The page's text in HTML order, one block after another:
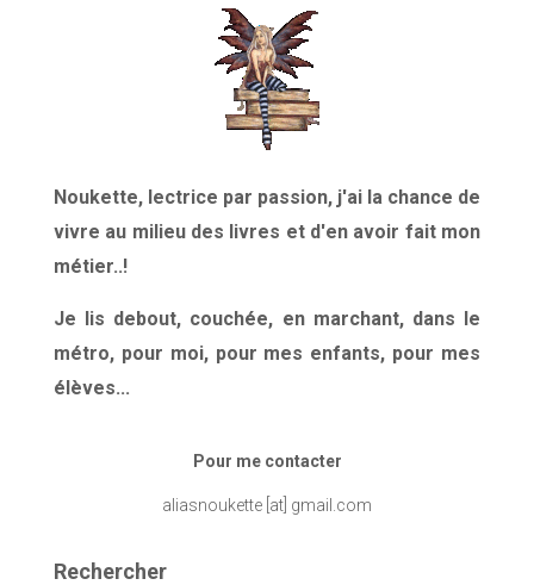
Noukette, lectrice par passion, j'ai la chance de
vivre au milieu des livres et d'en avoir fait mon
métier..!
Je lis debout, couchée, en marchant, dans le
métro, pour moi, pour mes enfants, pour mes
élèves...
Pour me contacter
aliasnoukette [at] gmail.com
Rechercher